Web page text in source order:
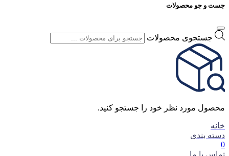
جست و جو محصولات
جستجوی محصولات
محصول مورد نظر خود را جستجو کنید.
خانه
دسته بندی
0